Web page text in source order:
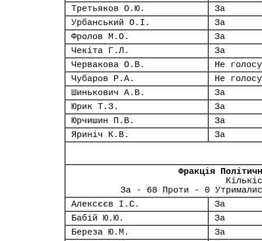
Третьяков О.Ю.
За
Урбанський О.І.
За
Фролов М.О.
За
Чекіта Г.Л.
За
Червакова О.В.
Не
Чубаров Р.А.
Не
Шинькович А.В.
За
Юрик Т.З.
За
Юрчишин П.В.
За
Яриніч К.В.
За
Фракція
За - 68 Проти - 0
Алексєєв І.С.
За
Бабій Ю.Ю.
За
Береза Ю.М.
За